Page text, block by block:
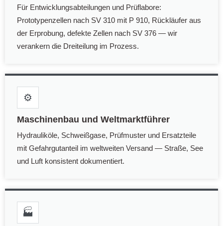
Für Entwicklungsabteilungen und Prüflabore:
Prototypenzellen nach SV 310 mit P 910, Rückläufer aus
der Erprobung, defekte Zellen nach SV 376 — wir
verankern die Dreiteilung im Prozess.
⚙️
Maschinenbau und Weltmarktführer
Hydrauliköle, Schweißgase, Prüfmuster und Ersatzteile
mit Gefahrgutanteil im weltweiten Versand — Straße, See
und Luft konsistent dokumentiert.
🏭